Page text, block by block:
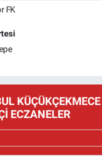
FK
KÜÇÜKÇEKMECE
ECZANELER